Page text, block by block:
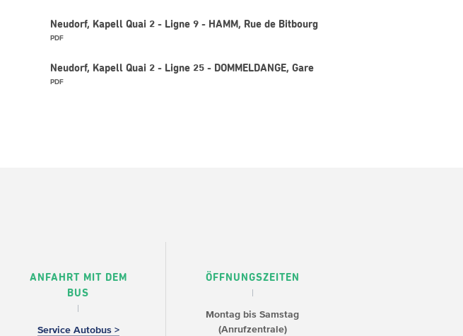
Neudorf, Kapell Quai 2 - Ligne 9 - HAMM, Rue de Bitbourg
PDF
Neudorf, Kapell Quai 2 - Ligne 25 - DOMMELDANGE, Gare
PDF
ANFAHRT MIT DEM
BUS
Service Autobus >
ÖFFNUNGSZEITEN
Montag bis Samstag
(Anrufzentrale)